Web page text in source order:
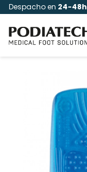
Despacho en 24-48h